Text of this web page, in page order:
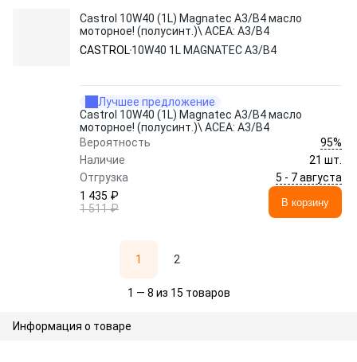
Castrol 10W40 (1L) Magnatec A3/B4 масло
моторное! (полусинт.)\ ACEA: A3/B4
CASTROL10W40 1L MAGNATEC A3/B4
Лучшее предложение
Castrol 10W40 (1L) Magnatec A3/B4 масло
моторное! (полусинт.)\ ACEA: A3/B4
Вероятность
95%
Наличие
21 шт.
Отгрузка
5 - 7 августа
1 435 ₽
1 511 ₽
В корзину
1 2
1 — 8 из 15 товаров
Информация о товаре